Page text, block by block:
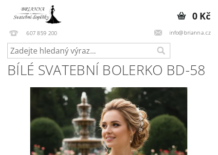
607 859 200 info@brianna.cz
0 Kč
BÍLÉ SVATEBNÍ BOLERKO BD-58